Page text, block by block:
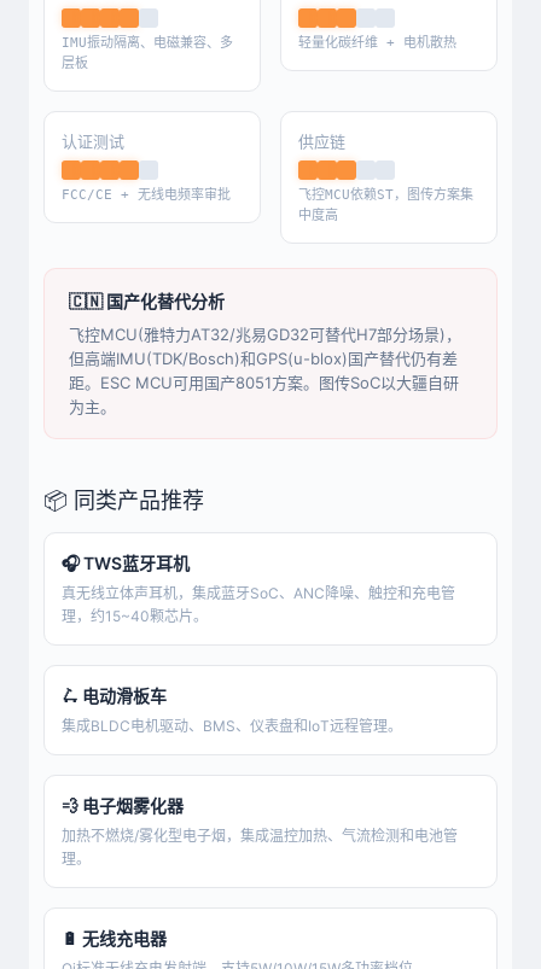
IMU振动隔离、电磁兼容、多
层板
轻量化碳纤维 + 电机散热
认证测试
FCC/CE + 无线电频率审批
供应链
飞控MCU依赖ST，图传方案集
中度高
🇨🇳 国产化替代分析
飞控MCU(雅特力AT32/兆易GD32可替代H7部分场景)，
但高端IMU(TDK/Bosch)和GPS(u-blox)国产替代仍有差
距。ESC MCU可用国产8051方案。图传SoC以大疆自研
为主。
📦 同类产品推荐
🎧 TWS蓝牙耳机
真无线立体声耳机，集成蓝牙SoC、ANC降噪、触控和充电管
理，约15~40颗芯片。
🛴 电动滑板车
集成BLDC电机驱动、BMS、仪表盘和IoT远程管理。
💨 电子烟雾化器
加热不燃烧/雾化型电子烟，集成温控加热、气流检测和电池管
理。
🔋 无线充电器